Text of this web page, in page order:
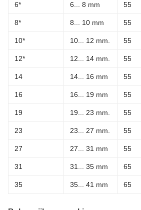
6* 6... 8 mm 55
8* 8... 10 mm 55
10* 10... 12 mm. 55
12* 12... 14 mm. 55
14 14... 16 mm 55
16 16... 19 mm 55
19 19... 23 mm. 55
23 23... 27 mm. 55
27 27... 31 mm 55
31 31... 35 mm 65
35 35... 41 mm 65